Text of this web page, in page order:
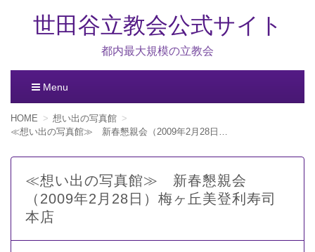
世田谷立教会公式サイト
都内最大規模の立教会
Menu
コ
ン
ン
へ
移
動
HOME
想い出の写真館
≪想い出の写真館≫ 新春懇親会（2009年2月28日）梅ヶ丘美登利寿司本店
≪想い出の写真館≫ 新春懇親会
（2009年2月28日）梅ヶ丘美登利寿司
本店